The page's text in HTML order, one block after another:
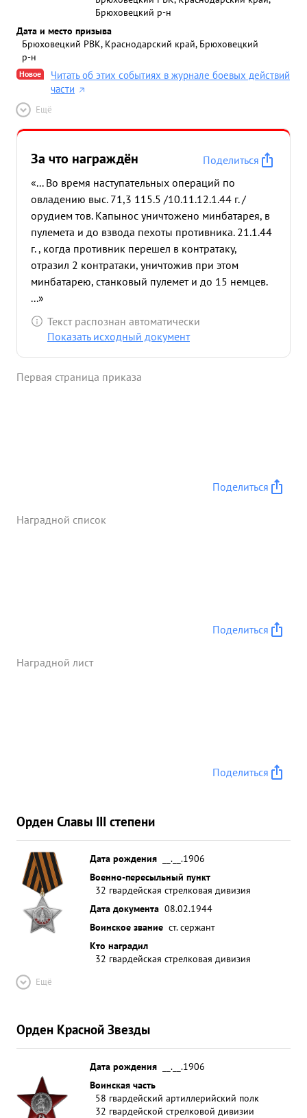
Брюховецкий р-н
Дата и место призыва
Брюховецкий РВК, Краснодарский край, Брюховецкий
р-н
Новое
Читать об этих событиях в журнале боевых действий
части
Ещё
За что награждён
Поделиться
«... Во время наступательных операций по
овладению выс. 71,3 115.5 /10.11.12.1.44 г. /
орудием тов. Капынос уничтожено минбатарея, в
пулемета и до взвода пехоты противника. 21.1.44
г. , когда противник перешел в контратаку,
отразил 2 контратаки, уничтожив при этом
минбатарею, станковый пулемет и до 15 немцев.
...»
Текст распознан автоматически
Показать исходный документ
Первая страница приказа
Поделиться
Наградной список
Поделиться
Наградной лист
Поделиться
Орден Славы III степени
Дата рождения
__.__.1906
Военно-пересыльный пункт
32 гвардейская стрелковая дивизия
Дата документа 08.02.1944
Воинское звание ст. сержант
Кто наградил
32 гвардейская стрелковая дивизия
Ещё
Орден Красной Звезды
Дата рождения
__.__.1906
Воинская часть
58 гвардейский артиллерийский полк
32 гвардейской стрелковой дивизии